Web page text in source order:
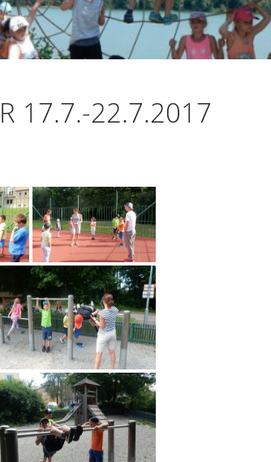
17.7.-22.7.2017